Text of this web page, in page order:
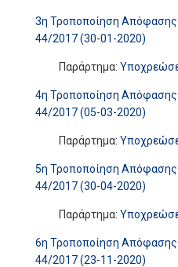
3η Τροποποίηση
44/2017 (30-01-2020)
Παράρτημα:
4η Τροποποίηση
44/2017 (05-03-2020)
Παράρτημα:
5η Τροποποίηση
44/2017 (30-04-2020)
Παράρτημα:
6η Τροποποίηση
44/2017 (23-11-2020)